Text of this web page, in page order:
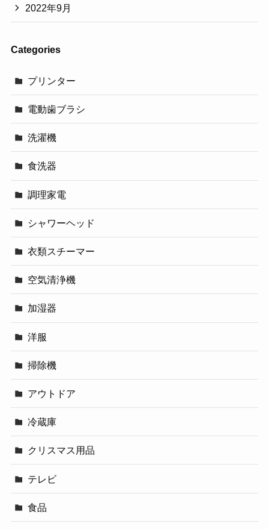
2022年9月
Categories
プリンター
電動歯ブラシ
洗濯機
食洗器
調理家電
シャワーヘッド
衣類スチーマー
空気清浄機
加湿器
洋服
掃除機
アウトドア
冷蔵庫
クリスマス用品
テレビ
食品